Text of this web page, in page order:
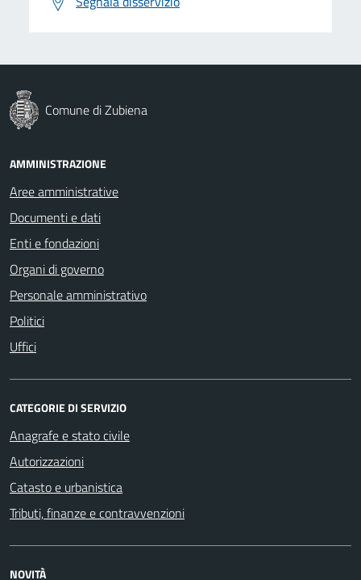
Comune di Zubiena
AMMINISTRAZIONE
Aree amministrative
Documenti e dati
Enti e fondazioni
Organi di governo
Personale amministrativo
Politici
Uffici
CATEGORIE DI SERVIZIO
Anagrafe e stato civile
Autorizzazioni
Catasto e urbanistica
Tributi, finanze e contravvenzioni
NOVITÀ